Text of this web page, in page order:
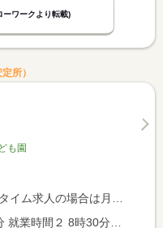
ーワークより転載)
所）
も園
ート求人の場合は時間額を表示しています。
就業時間１ 8時00分〜17時00分 就業時間２ 8時30分〜17時30分 就業時間３ 9時00分〜18時00分 就業時間に関する特記事項 ・就業時間（４） ８：１５〜１７：１５ <BR> ＊就業時間相談、（１）〜（４）選択可 <BR> ＊始業時間・就業時間は１５分単位で変更可（１日８Ｈ勤務）